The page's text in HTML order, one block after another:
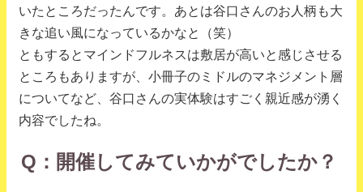
いたところだったんです。あとは谷口さんのお人柄も大
きな追い風になっているかなと（笑）
ともするとマインドフルネスは敷居が高いと感じさせる
ところもありますが、小冊子のミドルのマネジメント層
についてなど、谷口さんの実体験はすごく親近感が湧く
内容でしたね。
Q：開催してみていかがでしたか？